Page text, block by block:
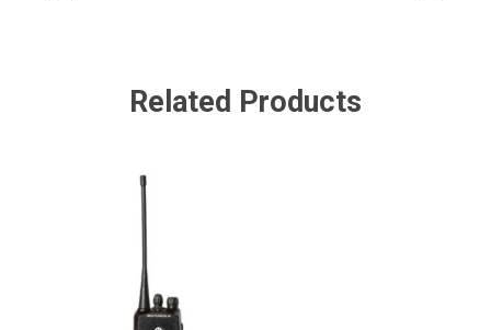
Related Products